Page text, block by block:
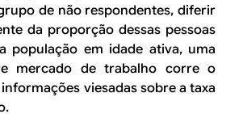
de não respondentes, diferir
da proporção dessas pessoas
população em idade ativa, uma
mercado de trabalho corre o
viesadas sobre a taxa